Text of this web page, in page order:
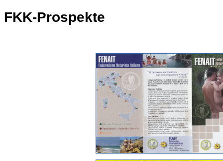
FKK-Prospekte